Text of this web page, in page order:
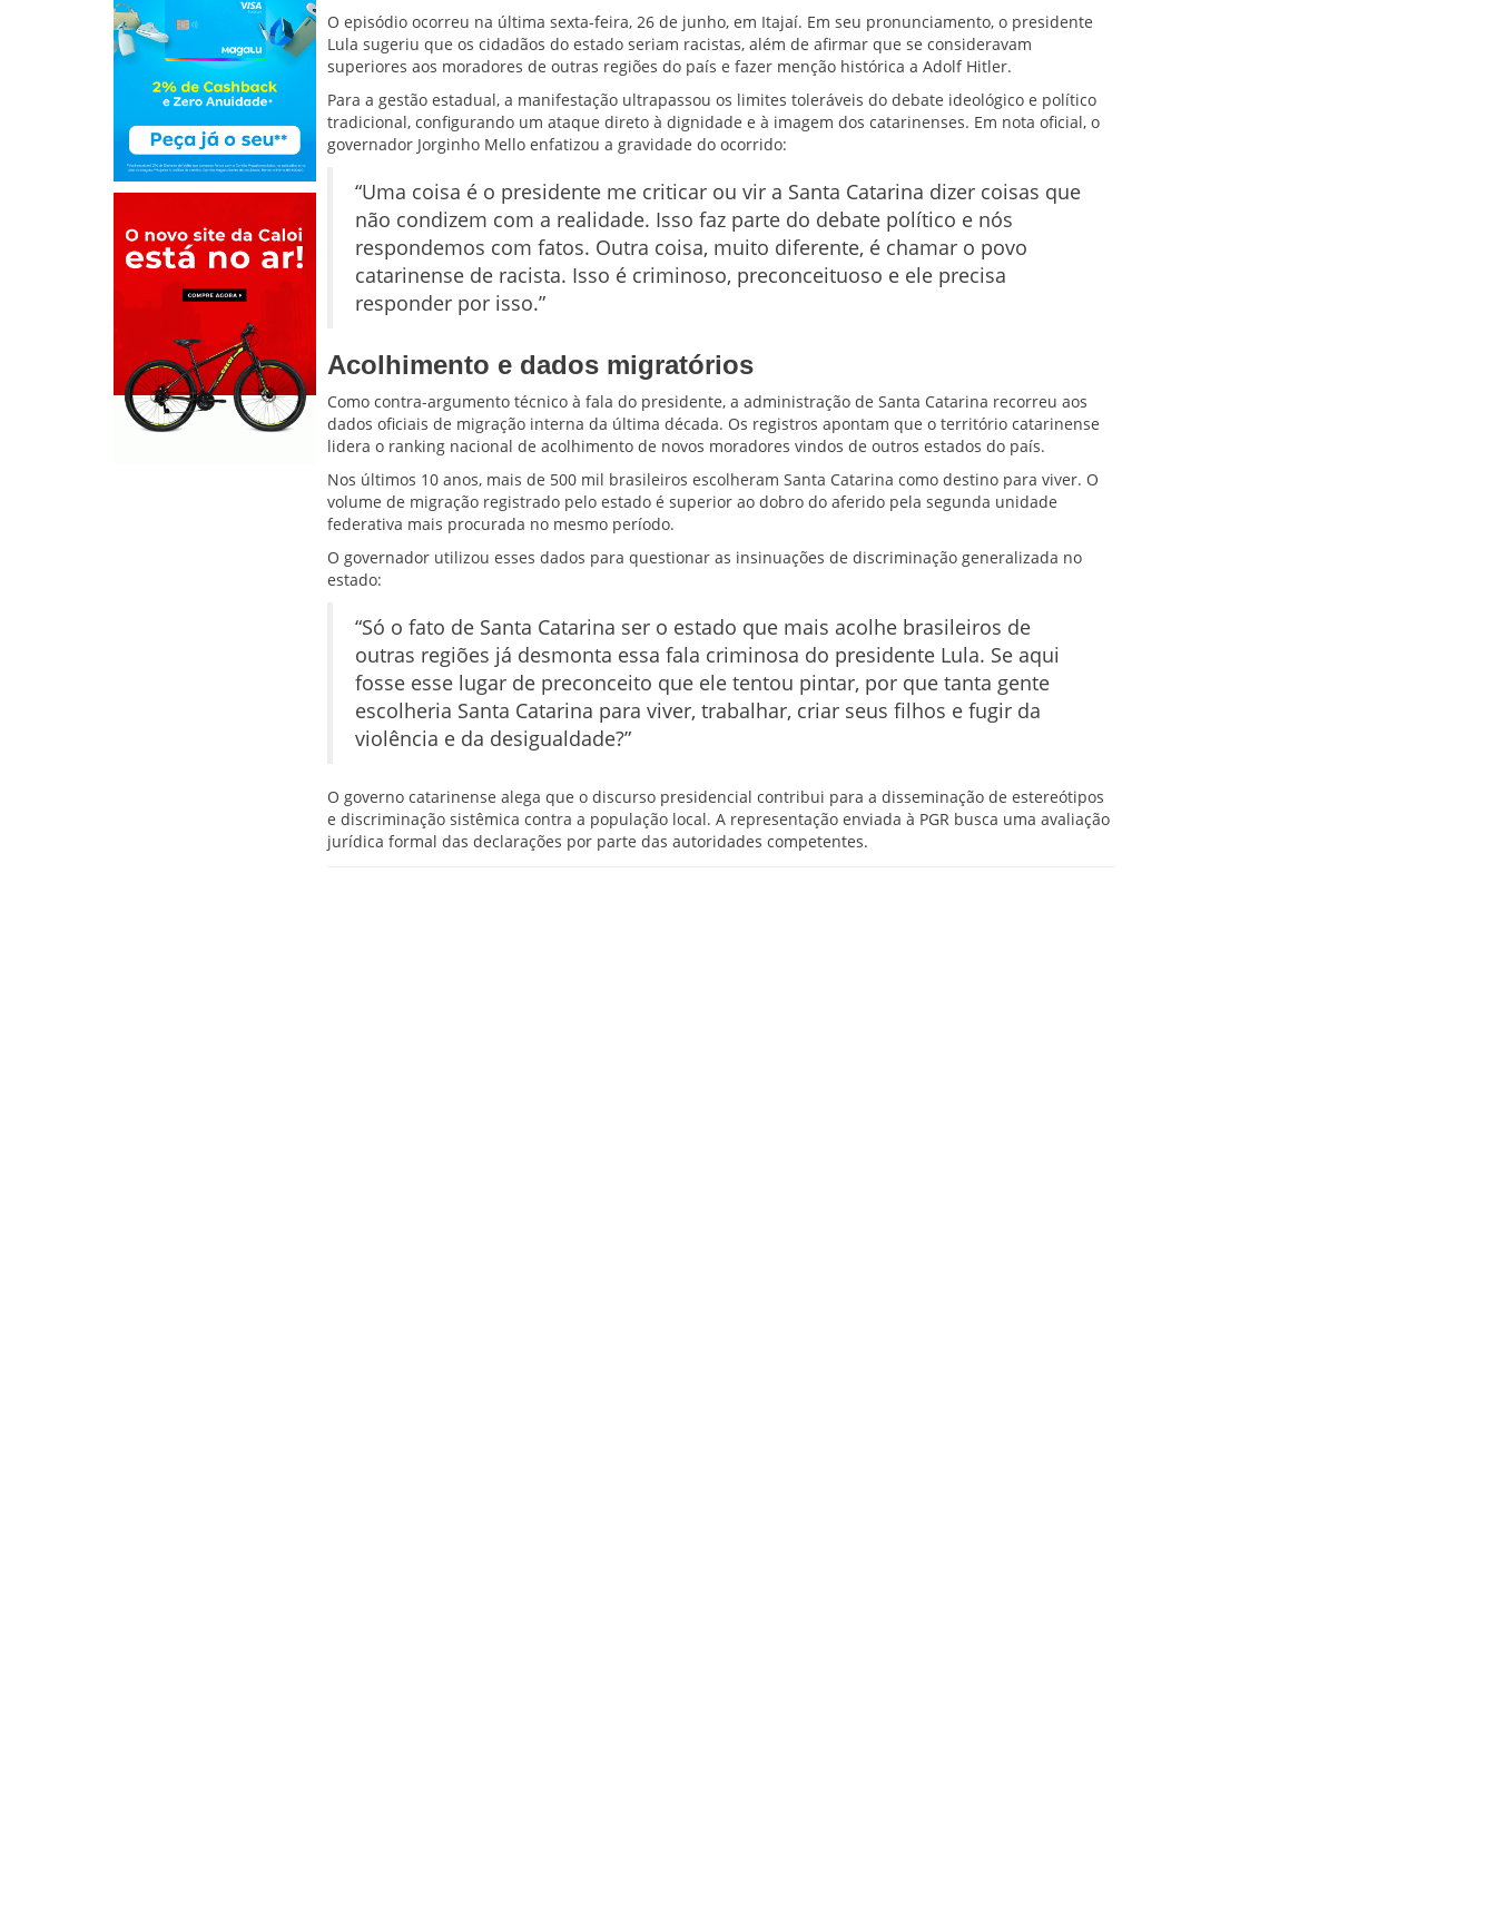
O episódio ocorreu na última sexta-feira, 26 de junho, em Itajaí. Em seu pronunciamento, o presidente
Lula sugeriu que os cidadãos do estado seriam racistas, além de afirmar que se consideravam
superiores aos moradores de outras regiões do país e fazer menção histórica a Adolf Hitler.
Para a gestão estadual, a manifestação ultrapassou os limites toleráveis do debate ideológico e político
tradicional, configurando um ataque direto à dignidade e à imagem dos catarinenses. Em nota oficial, o
governador Jorginho Mello enfatizou a gravidade do ocorrido:
“Uma coisa é o presidente me criticar ou vir a Santa Catarina dizer coisas que
não condizem com a realidade. Isso faz parte do debate político e nós
respondemos com fatos. Outra coisa, muito diferente, é chamar o povo
catarinense de racista. Isso é criminoso, preconceituoso e ele precisa
responder por isso.”
Acolhimento e dados migratórios
Como contra-argumento técnico à fala do presidente, a administração de Santa Catarina recorreu aos
dados oficiais de migração interna da última década. Os registros apontam que o território catarinense
lidera o ranking nacional de acolhimento de novos moradores vindos de outros estados do país.
Nos últimos 10 anos, mais de 500 mil brasileiros escolheram Santa Catarina como destino para viver. O
volume de migração registrado pelo estado é superior ao dobro do aferido pela segunda unidade
federativa mais procurada no mesmo período.
O governador utilizou esses dados para questionar as insinuações de discriminação generalizada no
estado:
“Só o fato de Santa Catarina ser o estado que mais acolhe brasileiros de
outras regiões já desmonta essa fala criminosa do presidente Lula. Se aqui
fosse esse lugar de preconceito que ele tentou pintar, por que tanta gente
escolheria Santa Catarina para viver, trabalhar, criar seus filhos e fugir da
violência e da desigualdade?”
O governo catarinense alega que o discurso presidencial contribui para a disseminação de estereótipos
e discriminação sistêmica contra a população local. A representação enviada à PGR busca uma avaliação
jurídica formal das declarações por parte das autoridades competentes.